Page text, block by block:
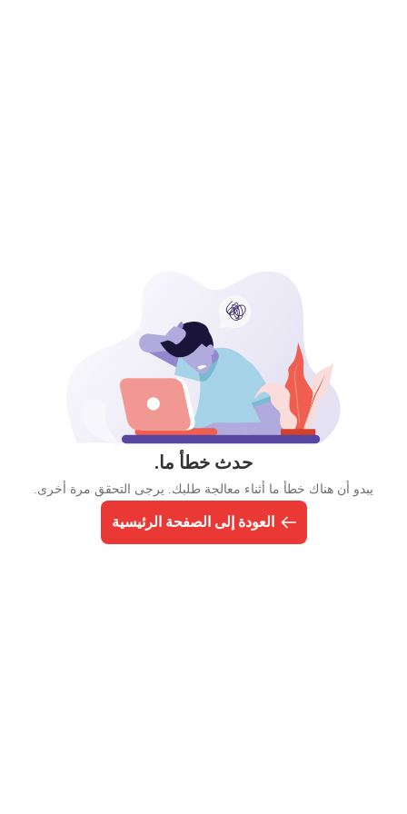
حدث خطأ ما.
يبدو أن هناك خطأ ما أثناء معالجة طلبك. يرجى التحقق مرة أخرى.
العودة إلى الصفحة الرئيسية